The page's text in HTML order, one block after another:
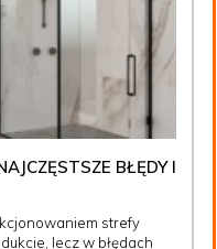
BŁĘDY I
strefy
lecz w błędach